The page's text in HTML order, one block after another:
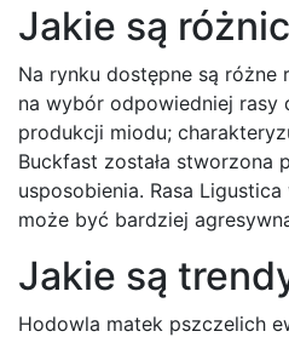
Jakie są
Na rynku dostępne są różne
na wybór odpowiedniej rasy
produkcji miodu;
Buckfast została stworzona
usposobienia. Rasa
może być bardziej
Jakie są
Hodowla matek pszczelich